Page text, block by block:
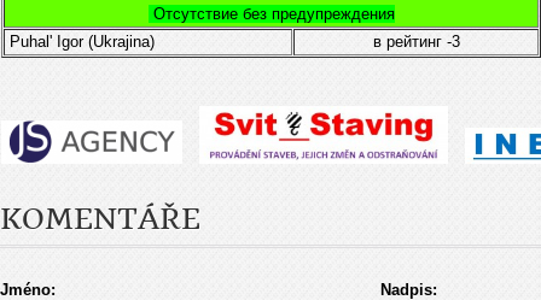
Отсутствие без предупреждения
Puhal' Igor (Ukrajina)
в рейтинг -3
KOMENTÁŘE
Jméno: Nadpis: